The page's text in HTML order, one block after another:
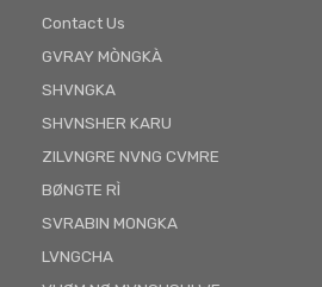
Contact Us
GVRAY MÒNGKÀ
SHVNGKA
SHVNSHER KARU
ZILVNGRE NVNG CVMRE
BØNGTE RÌ
SVRABIN MONGKA
LVNGCHA